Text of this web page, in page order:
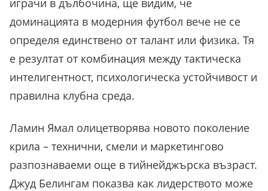
играчи в дълбочина, ще видим, че
доминацията в модерния футбол вече не се
определя единствено от талант или физика. Тя
е резултат от комбинация между тактическа
интелигентност, психологическа устойчивост и
правилна клубна среда.
Ламин Ямал олицетворява новото поколение
крила – технични, смели и маркетингово
разпознаваеми още в тийнейджърска възраст.
Джуд Белингам показва как лидерството може